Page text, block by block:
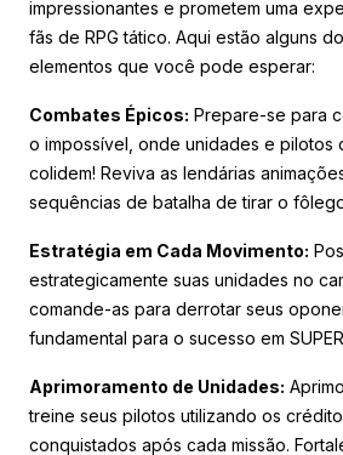
impressionantes e prometem uma
fãs de RPG tático. Aqui estão alguns
elementos que você pode esperar:
Combates Épicos: Prepare-se para
o impossível, onde unidades e pilotos
colidem! Reviva as lendárias
sequências de batalha de tirar o
Estratégia em Cada Movimento:
estrategicamente suas unidades no
comande-as para derrotar seus
fundamental para o sucesso em
Aprimoramento de Unidades:
treine seus pilotos utilizando os
conquistados após cada missão.